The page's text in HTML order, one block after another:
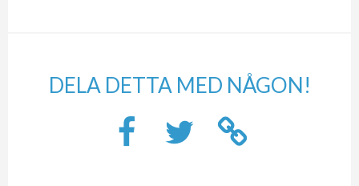
DELA DETTA MED NÅGON!